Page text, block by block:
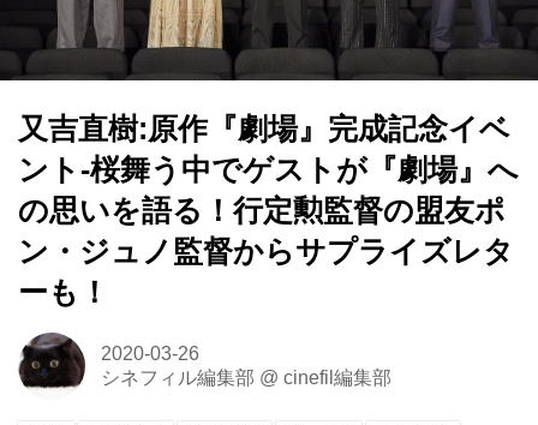
又吉直樹:原作『劇場』完成記念イベ
ント-桜舞う中でゲストが『劇場』へ
の思いを語る！行定勲監督の盟友ポ
ン・ジュノ監督からサプライズレタ
ーも！
2020-03-26
シネフィル編集部 @ cinefil編集部